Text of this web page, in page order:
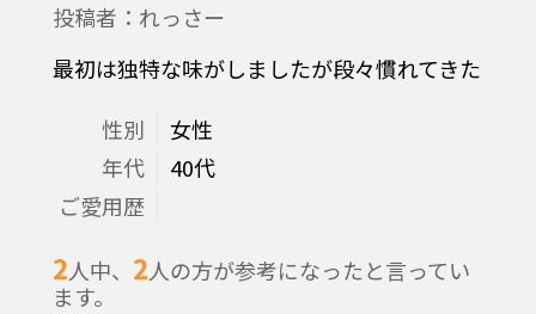
投稿者：れっさー
最初は独特な味がしましたが段々慣れてきた
性別
女性
年代
40代
ご愛用歴
2人中、 2人の方が参考になったと言ってい
ます。